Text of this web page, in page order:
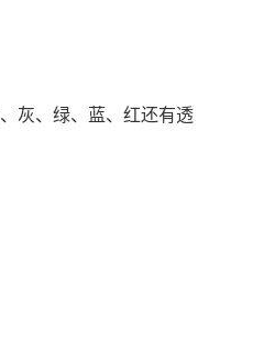
灰、绿、蓝、红还有透